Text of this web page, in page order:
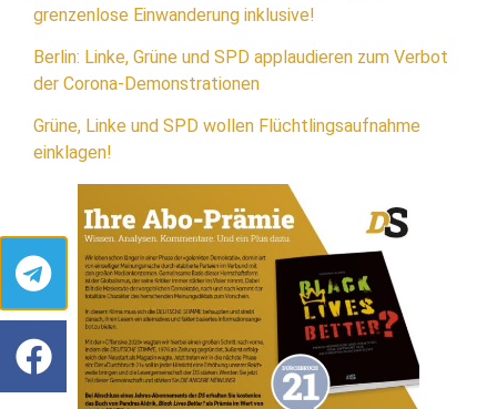
grenzenlose Einwanderung inklusive!
Berlin: Linke, Grüne und SPD applaudieren zum Verbot
der Corona-Demonstrationen
Grüne, Linke und SPD wollen Flüchtlingsaufnahme
einklagen!